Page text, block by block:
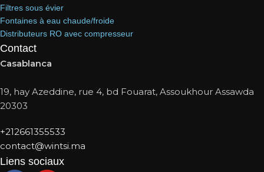
Filtres sous évier
Fontaines à eau chaude/froide
Distributeurs RO avec compresseur
Contact
Casablanca
19, hay Azeddine, rue 4, bd Fouarat, Assoukhour Assawda
20303
+212661355533
contact@wintsi.ma
Liens sociaux